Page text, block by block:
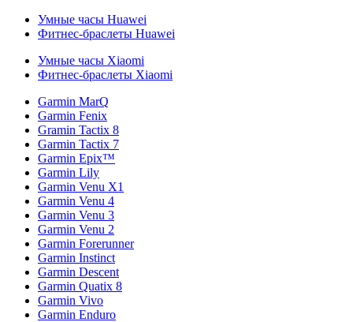
Умные часы Huawei
Фитнес-браслеты Huawei
Умные часы Xiaomi
Фитнес-браслеты Xiaomi
Garmin MarQ
Garmin Fenix
Gramin Tactix 8
Garmin Tactix 7
Garmin Epix™
Garmin Lily
Garmin Venu X1
Garmin Venu 4
Garmin Venu 3
Garmin Venu 2
Garmin Forerunner
Garmin Instinct
Garmin Descent
Garmin Quatix 8
Garmin Vivo
Garmin Enduro